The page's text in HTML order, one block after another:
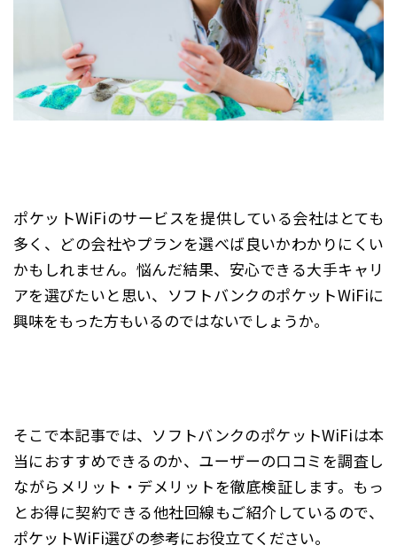
ポケットWiFiのサービスを提供している会社はとても
多く、どの会社やプランを選べば良いかわかりにくい
かもしれません。悩んだ結果、安心できる大手キャリ
アを選びたいと思い、ソフトバンクのポケットWiFiに
興味をもった方もいるのではないでしょうか。
そこで本記事では、ソフトバンクのポケットWiFiは本
当におすすめできるのか、ユーザーの口コミを調査し
ながらメリット・デメリットを徹底検証します。もっ
とお得に契約できる他社回線もご紹介しているので、
ポケットWiFi選びの参考にお役立てください。